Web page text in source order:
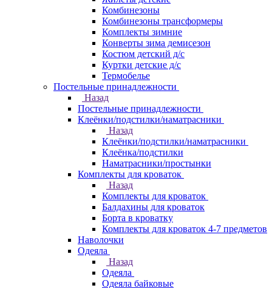
Комбинезоны
Комбинезоны трансформеры
Комплекты зимние
Конверты зима демисезон
Костюм детский д/с
Куртки детские д/с
Термобелье
Постельные принадлежности
Назад
Постельные принадлежности
Клеёнки/подстилки/наматрасники
Назад
Клеёнки/подстилки/наматрасники
Клеёнка/подстилки
Наматрасники/простынки
Комплекты для кроваток
Назад
Комплекты для кроваток
Балдахины для кроваток
Борта в кроватку
Комплекты для кроваток 4-7 предметов
Наволочки
Одеяла
Назад
Одеяла
Одеяла байковые